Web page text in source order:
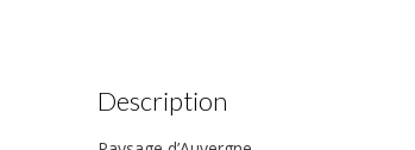
Description